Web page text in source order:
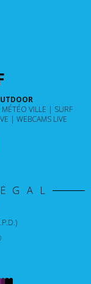
MÉTÉO VILLE
SURF
WEBCAMS LIVE